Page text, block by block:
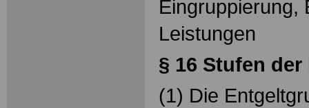
Eingruppierung,
Leistungen
§ 16 Stufen
(1) Die